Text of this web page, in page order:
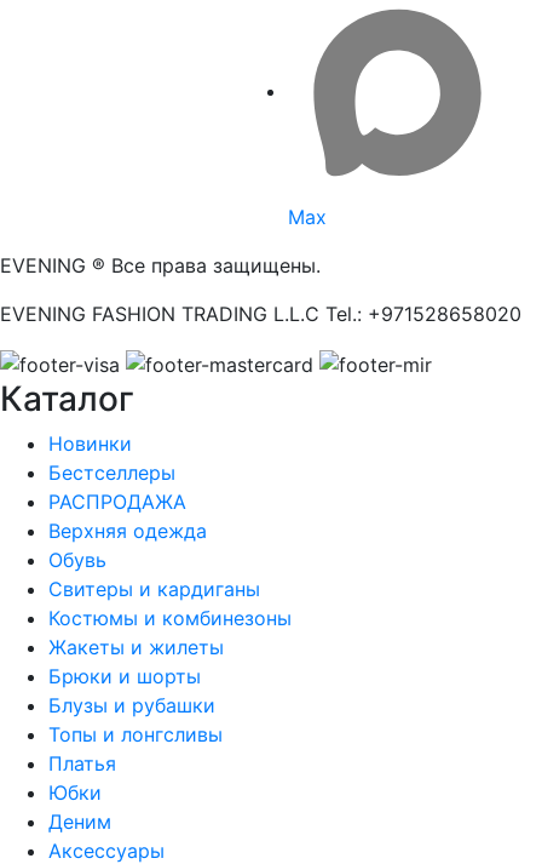
Max
EVENING ® Все права защищены.
EVENING FASHION TRADING L.L.C Tel.: +971528658020
Каталог
Новинки
Бестселлеры
РАСПРОДАЖА
Верхняя одежда
Обувь
Свитеры и кардиганы
Костюмы и комбинезоны
Жакеты и жилеты
Брюки и шорты
Блузы и рубашки
Топы и лонгсливы
Платья
Юбки
Деним
Аксессуары